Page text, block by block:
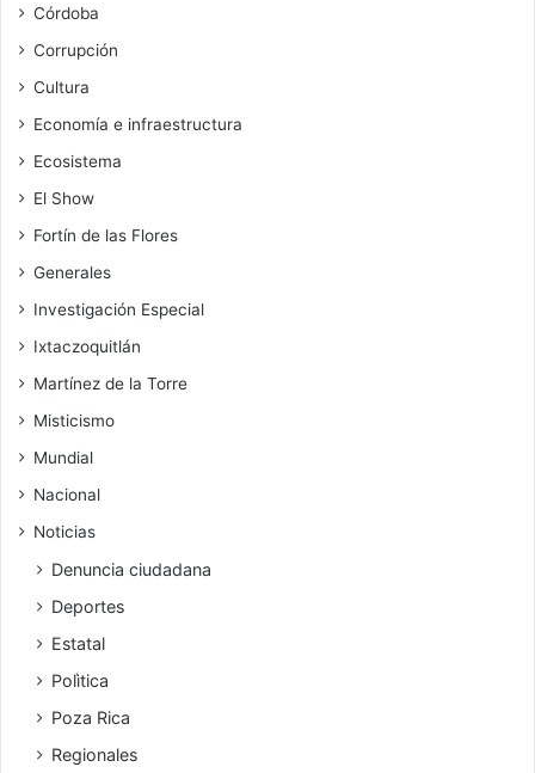
Córdoba
Corrupción
Cultura
Economía e infraestructura
Ecosistema
El Show
Fortín de las Flores
Generales
Investigación Especial
Ixtaczoquitlán
Martínez de la Torre
Misticismo
Mundial
Nacional
Noticias
Denuncia ciudadana
Deportes
Estatal
Polìtica
Poza Rica
Regionales